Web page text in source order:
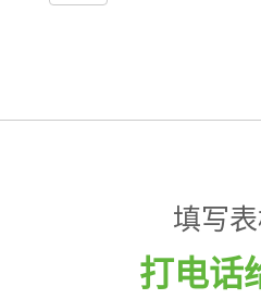
填写
打电话